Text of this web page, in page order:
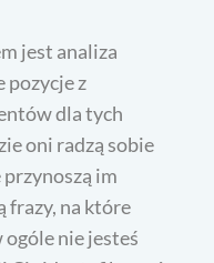
jest analiza
pozycje z
dla tych
oni radzą sobie
przynoszą im
frazy, na które
ogóle nie jesteś